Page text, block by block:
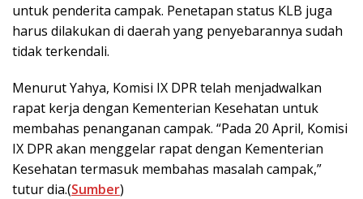
untuk penderita campak. Penetapan status KLB juga
harus dilakukan di daerah yang penyebarannya sudah
tidak terkendali.
Menurut Yahya, Komisi IX DPR telah menjadwalkan
rapat kerja dengan Kementerian Kesehatan untuk
membahas penanganan campak. “Pada 20 April, Komisi
IX DPR akan menggelar rapat dengan Kementerian
Kesehatan termasuk membahas masalah campak,”
tutur dia.(Sumber)